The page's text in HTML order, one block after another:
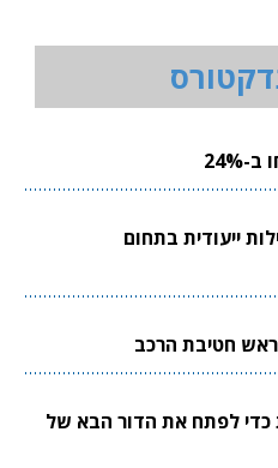
ייעודית בתחום
חטיבת הרכב
כדי לפתח את הדור הבא של